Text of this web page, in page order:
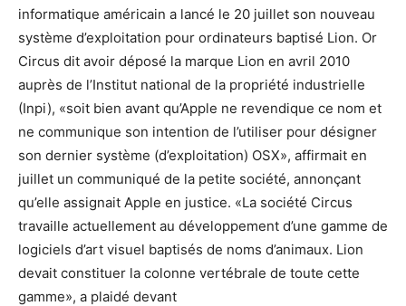
informatique américain a lancé le 20 juillet son nouveau
système d’exploitation pour ordinateurs baptisé Lion. Or
Circus dit avoir déposé la marque Lion en avril 2010
auprès de l’Institut national de la propriété industrielle
(Inpi), «soit bien avant qu’Apple ne revendique ce nom et
ne communique son intention de l’utiliser pour désigner
son dernier système (d’exploitation) OSX», affirmait en
juillet un communiqué de la petite société, annonçant
qu’elle assignait Apple en justice. «La société Circus
travaille actuellement au développement d’une gamme de
logiciels d’art visuel baptisés de noms d’animaux. Lion
devait constituer la colonne vertébrale de toute cette
gamme», a plaidé devant